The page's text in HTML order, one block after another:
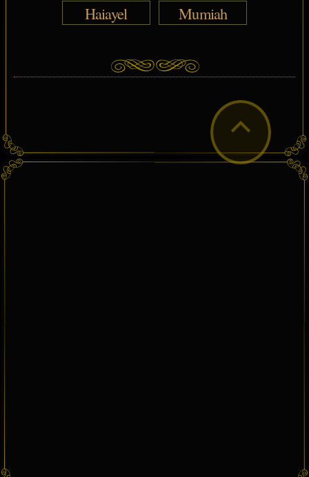
Haiayel
Mumiah